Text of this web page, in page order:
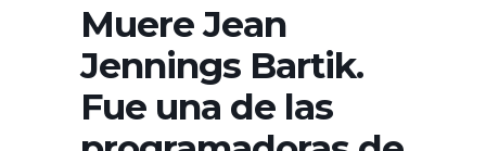
Muere Jean
Jennings Bartik.
Fue una de las